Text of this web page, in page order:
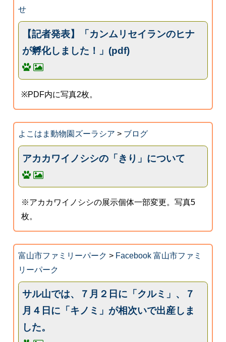
せ
【記者発表】「カンムリセイランのヒナ
が孵化しました！」(pdf)
※PDF内に写真2枚。
よこはま動物園ズーラシア > ブログ
アカカワイノシシの「きり」について
※アカカワイノシシの展示個体一部変更。写真5
枚。
富山市ファミリーパーク > Facebook 富山市ファミ
リーパーク
サル山では、７月２日に「クルミ」、７
月４日に「キノミ」が相次いで出産しま
した。